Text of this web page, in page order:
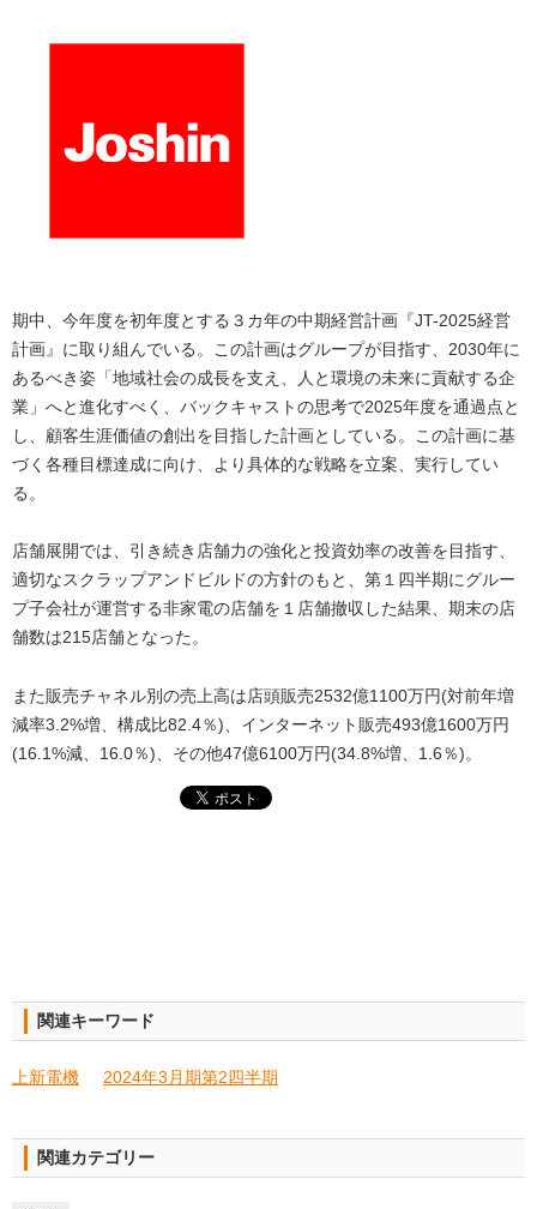
期中、今年度を初年度とする３カ年の中期経営計画『JT-2025経営
計画』に取り組んでいる。この計画はグループが目指す、2030年に
あるべき姿「地域社会の成長を支え、人と環境の未来に貢献する企
業」へと進化すべく、バックキャストの思考で2025年度を通過点と
し、顧客生涯価値の創出を目指した計画としている。この計画に基
づく各種目標達成に向け、より具体的な戦略を立案、実行してい
る。
店舗展開では、引き続き店舗力の強化と投資効率の改善を目指す、
適切なスクラップアンドビルドの方針のもと、第１四半期にグルー
プ子会社が運営する非家電の店舗を１店舗撤収した結果、期末の店
舗数は215店舗となった。
また販売チャネル別の売上高は店頭販売2532億1100万円(対前年増
減率3.2%増、構成比82.4％)、インターネット販売493億1600万円
(16.1%減、16.0％)、その他47億6100万円(34.8%増、1.6％)。
関連キーワード
上新電機 2024年3月期第2四半期
関連カテゴリー